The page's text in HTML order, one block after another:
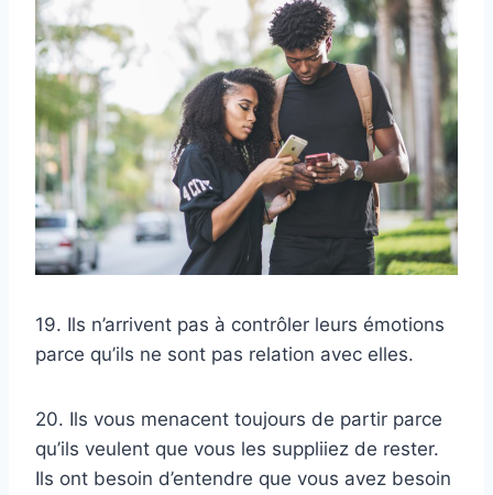
19. Ils n’arrivent pas à contrôler leurs émotions
parce qu’ils ne sont pas relation avec elles.
20. Ils vous menacent toujours de partir parce
qu’ils veulent que vous les suppliiez de rester.
Ils ont besoin d’entendre que vous avez besoin